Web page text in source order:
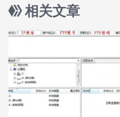
相关文章